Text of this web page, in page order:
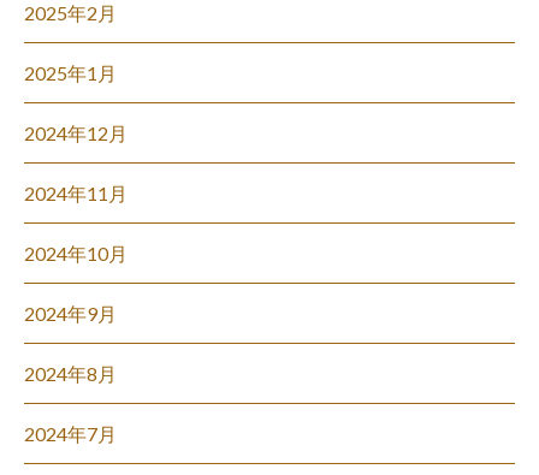
2025年2月
2025年1月
2024年12月
2024年11月
2024年10月
2024年9月
2024年8月
2024年7月